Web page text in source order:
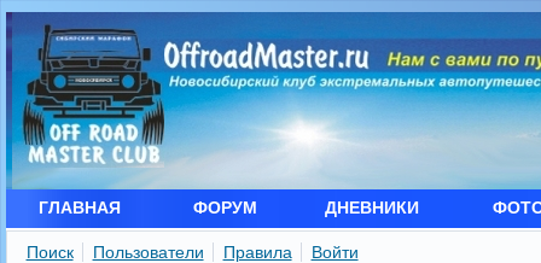
ГЛАВНАЯ ФОРУМ ДНЕВНИКИ
Поиск Пользователи Правила Войти